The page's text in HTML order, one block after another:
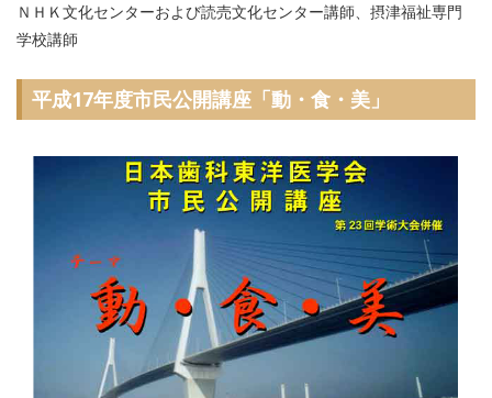
ＮＨＫ文化センターおよび読売文化センター講師、摂津福祉専門
学校講師
平成17年度市民公開講座「動・食・美」